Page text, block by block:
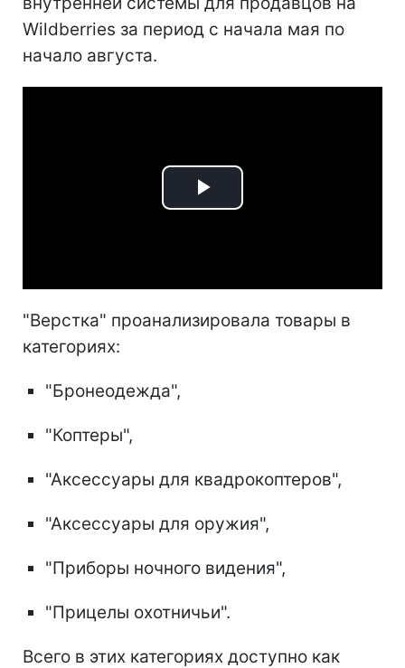
Wildberries за период с начала мая по
начало августа.
Play
"Верстка" проанализировала товары в
категориях:
"Бронеодежда",
"Коптеры",
"Аксессуары для квадрокоптеров",
"Аксессуары для оружия",
"Приборы ночного видения",
"Прицелы охотничьи".
Всего в этих категориях доступно как